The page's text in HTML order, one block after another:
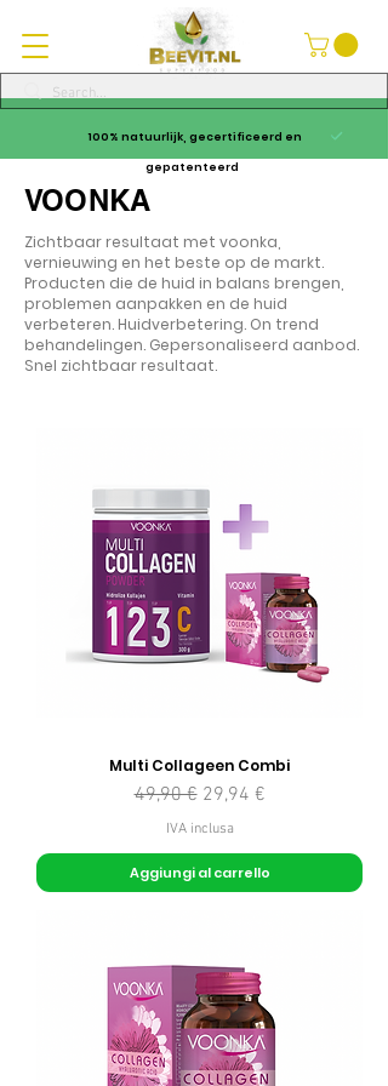
100% natuurlijk, gecertificeerd en
gepatenteerd
VOONKA
Zichtbaar resultaat met voonka,
vernieuwing en het beste op de markt.
Producten die de huid in balans brengen,
problemen aanpakken en de huid
verbeteren. Huidverbetering. On trend
behandelingen. Gepersonaliseerd aanbod.
Snel zichtbaar resultaat.
Multi Collageen Combi
Prezzo regolare
49,90 € Prezzo scontato
29,94 €
IVA inclusa
Aggiungi al carrello